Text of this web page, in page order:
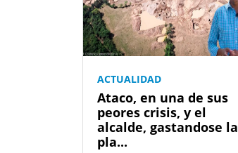
ACTUALIDAD
Ataco, en una de sus
peores crisis, y el
alcalde, gastandose la
pla...